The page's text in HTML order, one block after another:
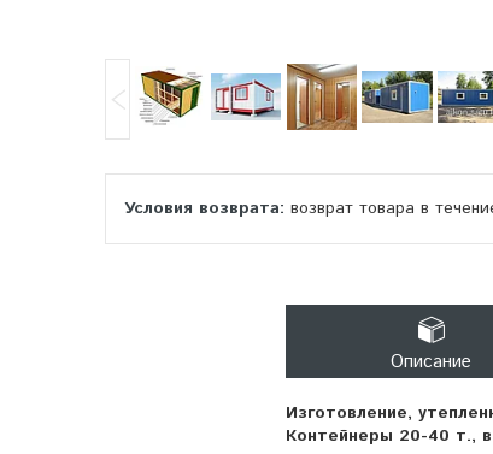
возврат товара в
Описание
Изготовление,
Контейнеры 20-40 т.,